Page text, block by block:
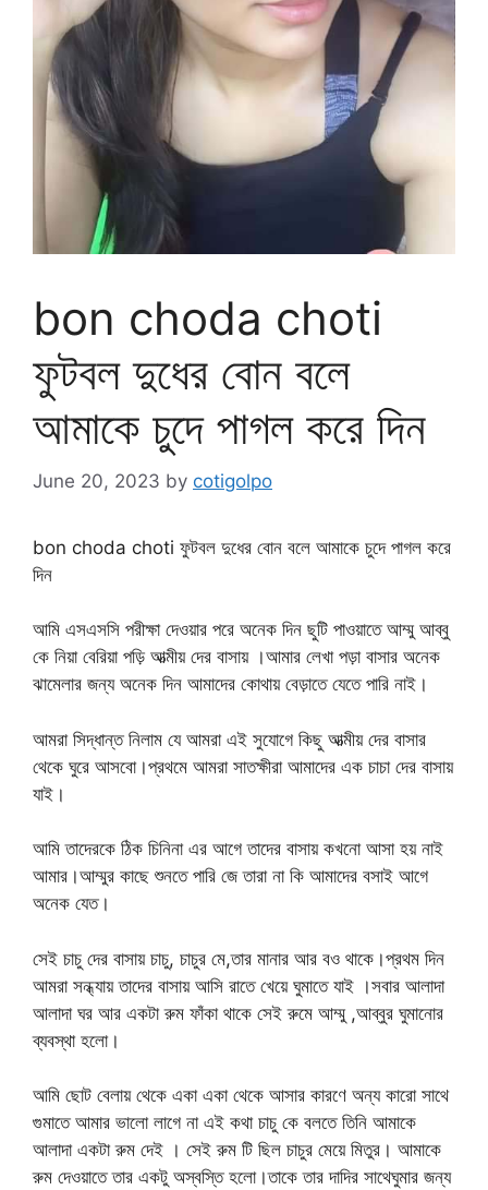
bon choda choti
ফুটবল দুধের বোন বলে
আমাকে চুদে পাগল করে দিন
June 20, 2023 by cotigolpo
bon choda choti ফুটবল দুধের বোন বলে আমাকে চুদে পাগল করে
দিন
আমি এসএসসি পরীক্ষা দেওয়ার পরে অনেক দিন ছুটি পাওয়াতে আম্মু আব্বু
কে নিয়া বেরিয়া পড়ি আত্মীয় দের বাসায় ।আমার লেখা পড়া বাসার অনেক
ঝামেলার জন্য অনেক দিন আমাদের কোথায় বেড়াতে যেতে পারি নাই।
আমরা সিদ্ধান্ত নিলাম যে আমরা এই সুযোগে কিছু আত্মীয় দের বাসার
থেকে ঘুরে আসবো।প্রথমে আমরা সাতক্ষীরা আমাদের এক চাচা দের বাসায়
যাই।
আমি তাদেরকে ঠিক চিনিনা এর আগে তাদের বাসায় কখনো আসা হয় নাই
আমার।আম্মুর কাছে শুনতে পারি জে তারা না কি আমাদের বসাই আগে
অনেক যেত।
সেই চাচু দের বাসায় চাচু, চাচুর মে,তার মানার আর বও থাকে।প্রথম দিন
আমরা সন্ধ্যায় তাদের বাসায় আসি রাতে খেয়ে ঘুমাতে যাই ।সবার আলাদা
আলাদা ঘর আর একটা রুম ফাঁকা থাকে সেই রুমে আম্মু ,আব্বুর ঘুমানোর
ব্যবস্থা হলো।
আমি ছোট বেলায় থেকে একা একা থেকে আসার কারণে অন্য কারো সাথে
গুমাতে আমার ভালো লাগে না এই কথা চাচু কে বলতে তিনি আমাকে
আলাদা একটা রুম দেই । সেই রুম টি ছিল চাচুর মেয়ে মিতুর। আমাকে
রুম দেওয়াতে তার একটু অস্বস্তি হলো।তাকে তার দাদির সাথেঘুমার জন্য